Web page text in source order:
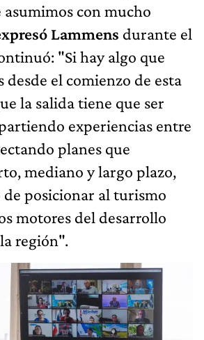
con mucho
Lammens durante el
"Si hay algo que
el comienzo de esta
la salida tiene que ser
experiencias entre
planes que
mediano y largo plazo,
posicionar al turismo
motores del desarrollo
región".